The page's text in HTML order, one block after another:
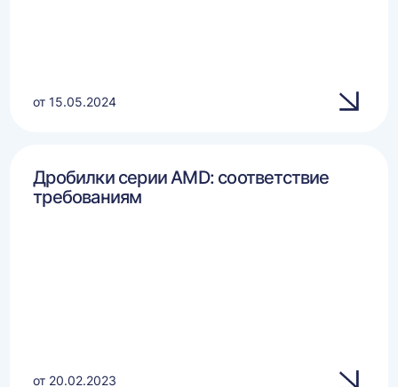
от 15.05.2024
Дробилки серии AMD: соответствие
требованиям
от 20.02.2023